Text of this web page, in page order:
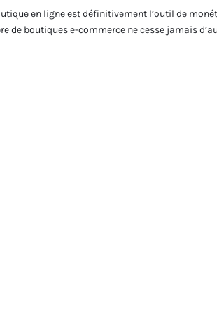
en ligne est définitivement l’outil de
de boutiques e-commerce ne cesse jamais